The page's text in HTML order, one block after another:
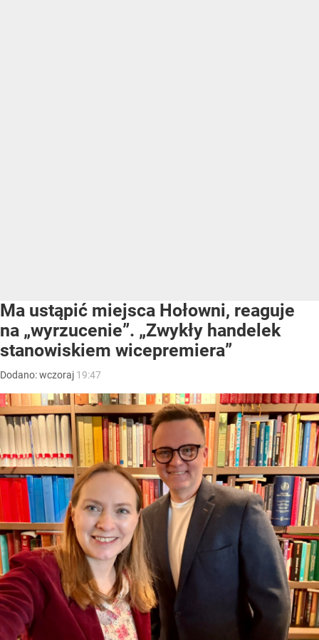
Ma ustąpić miejsca Hołowni, reaguje
na „wyrzucenie”. „Zwykły handelek
stanowiskiem wicepremiera”
Dodano:wczoraj 19:47